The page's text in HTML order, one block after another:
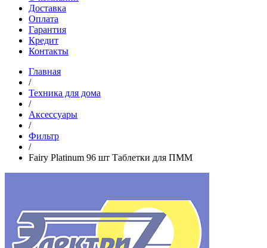
Доставка
Оплата
Гарантия
Кредит
Контакты
Главная
/
Техника для дома
/
Аксессуары
/
Фильтр
/
Fairy Platinum 96 шт Таблетки для ПММ